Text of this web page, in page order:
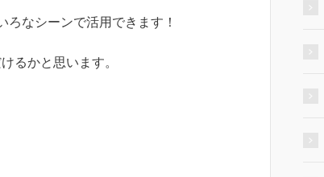
なシーンで活用できます！
るかと思います。